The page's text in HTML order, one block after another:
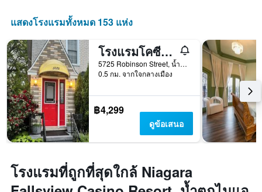
แสดงโรงแรมทั้งหมด 153 แห่ง
โรงแรมโคซีเฮาส์ บีแอนด์บี
5725 Robinson Street, น้ำตกไนแองการ่า, ON, แคนาดา
0.5 กม. จากใจกลางเมือง
฿4,299
ดูข้อเสนอ
โรงแรมที่ถูกที่สุดใกล้ Niagara